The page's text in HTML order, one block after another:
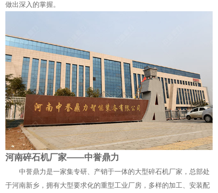
做出深入的掌握。
河南碎石机厂家——中誉鼎力
中誉鼎力是一家集专研、产销于一体的大型碎石机厂家 ，总部处
于河南新乡，拥有大型要求化的重型工业厂房，多样的加工、安装配